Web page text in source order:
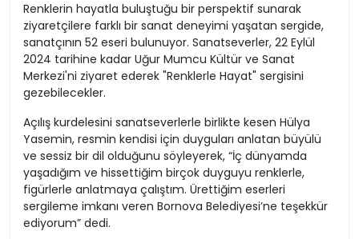
Renklerin hayatla buluştuğu bir perspektif sunarak
ziyaretçilere farklı bir sanat deneyimi yaşatan sergide,
sanatçının 52 eseri bulunuyor. Sanatseverler, 22 Eylül
2024 tarihine kadar Uğur Mumcu Kültür ve Sanat
Merkezi'ni ziyaret ederek "Renklerle Hayat" sergisini
gezebilecekler.
Açılış kurdelesini sanatseverlerle birlikte kesen Hülya
Yasemin, resmin kendisi için duyguları anlatan büyülü
ve sessiz bir dil olduğunu söyleyerek, “İç dünyamda
yaşadığım ve hissettiğim birçok duyguyu renklerle,
figürlerle anlatmaya çalıştım. Ürettiğim eserleri
sergileme imkanı veren Bornova Belediyesi’ne teşekkür
ediyorum” dedi.